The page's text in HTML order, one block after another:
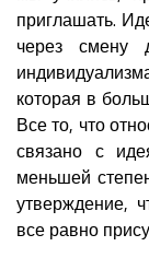
приглашать.
через смену
которая в
Все то, что
связано с
меньшей
утверждение,
все равно